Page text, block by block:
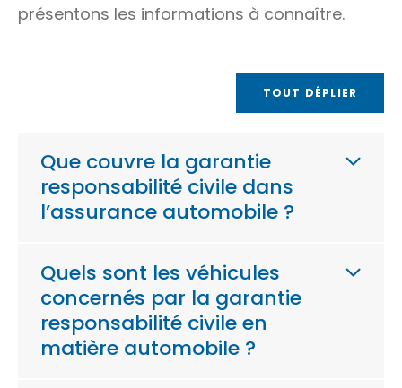
présentons les informations à connaître.
TOUT DÉPLIER
Que couvre la garantie
responsabilité civile dans
l’assurance automobile ?
Quels sont les véhicules
concernés par la garantie
responsabilité civile en
matière automobile ?